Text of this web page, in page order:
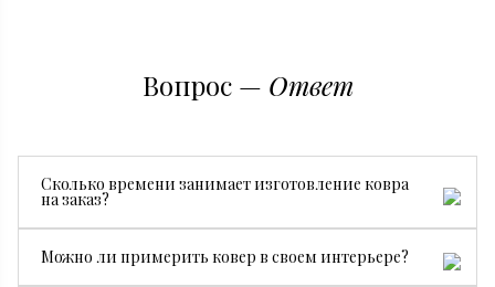
Вопрос — Ответ
Сколько времени занимает изготовление ковра
на заказ?
производства. В среднем изготовление занимает от 3
Можно ли примерить ковер в своем интерьере?